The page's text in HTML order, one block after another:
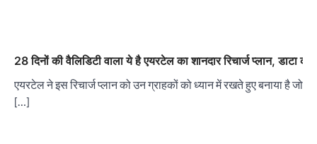
28 दिनों की वैलिडिटी वाला ये है एयरटेल का शानदार रिचार्ज प्लान, डाटा
एयरटेल ने इस रिचार्ज प्लान को उन ग्राहकों को ध्यान में रखते हुए बनाया है
[…]